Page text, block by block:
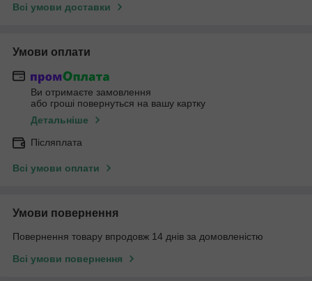
Всі умови доставки
Умови оплати
Ви отримаєте замовлення
або гроші повернуться на вашу картку
Детальніше
Післяплата
Всі умови оплати
Умови повернення
Повернення товару впродовж 14 днів за домовленістю
Всі умови повернення